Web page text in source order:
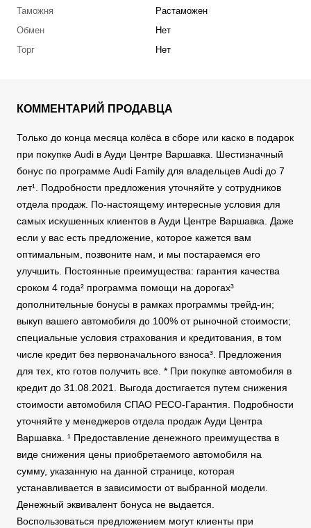
Таможня
Растаможен
Обмен
Нет
Торг
Нет
КОММЕНТАРИЙ ПРОДАВЦА
Только до конца месяца колёса в сборе или каско в подарок
при покупке Audi в Ауди Центре Варшавка. Шестизначный
бонус по программе Audi Family для владельцев Audi до 7
лет¹. Подробности предложения уточняйте у сотрудников
отдела продаж. По-настоящему интересные условия для
самых искушенных клиентов в Ауди Центре Варшавка. Даже
если у вас есть предложение, которое кажется вам
оптимальным, позвоните нам, и мы постараемся его
улучшить. Постоянные преимущества: гарантия качества
сроком 4 года² программа помощи на дорогах³
дополнительные бонусы в рамках программы трейд-ин;
выкуп вашего автомобиля до 100% от рыночной стоимости;
специальные условия страхования и кредитования, в том
числе кредит без первоначального взноса³. Предложения
для тех, кто готов получить все. * При покупке автомобиля в
кредит до 31.08.2021. Выгода достигается путем снижения
стоимости автомобиля СПАО РЕСО-Гарантия. Подробности
уточняйте у менеджеров отдела продаж Ауди Центра
Варшавка. ¹ Предоставление денежного преимущества в
виде снижения цены приобретаемого автомобиля на
сумму, указанную на данной странице, которая
устанавливается в зависимости от выбранной модели.
Денежный эквивалент бонуса не выдается.
Воспользоваться предложением могут клиенты при